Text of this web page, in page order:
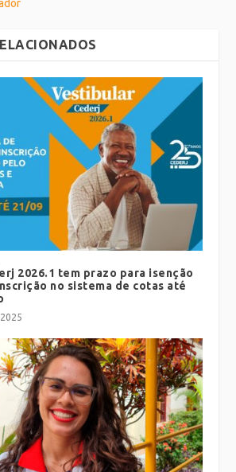
2026.1 tem prazo para isenção
no sistema de cotas até